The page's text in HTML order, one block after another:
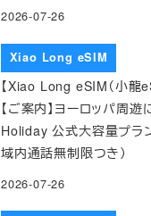
2026-07-26
Xiao Long eSIM
【Xiao Long eSIM（小龍
【ご案内】ヨーロッパ周
Holiday 公式大容量プラ
域内通話無制限つき）
2026-07-26